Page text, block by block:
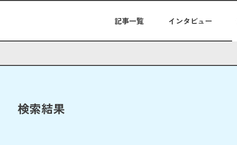
記事一覧 インタビュー
検索結果